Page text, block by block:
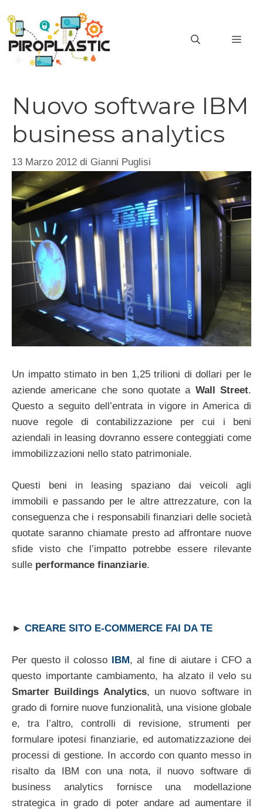
contenuto
Nuovo software IBM
business analytics
13 Marzo 2012 di Gianni Puglisi
Un impatto stimato in ben 1,25 trilioni di dollari per le
aziende americane che sono quotate a Wall Street.
Questo a seguito dell’entrata in vigore in America di
nuove regole di contabilizzazione per cui i beni
aziendali in leasing dovranno essere conteggiati come
immobilizzazioni nello stato patrimoniale.
Questi beni in leasing spaziano dai veicoli agli
immobili e passando per le altre attrezzature, con la
conseguenza che i responsabili finanziari delle società
quotate saranno chiamate presto ad affrontare nuove
sfide visto che l’impatto potrebbe essere rilevante
sulle performance finanziarie.
► CREARE SITO E-COMMERCE FAI DA TE
Per questo il colosso IBM, al fine di aiutare i CFO a
questo importante cambiamento, ha alzato il velo su
Smarter Buildings Analytics, un nuovo software in
grado di fornire nuove funzionalità, una visione globale
e, tra l’altro, controlli di revisione, strumenti per
formulare ipotesi finanziarie, ed automatizzazione dei
processi di gestione. In accordo con quanto messo in
risalto da IBM con una nota, il nuovo software di
business analytics fornisce una modellazione
strategica in grado di poter andare ad aumentare il